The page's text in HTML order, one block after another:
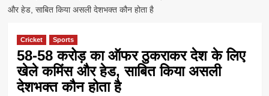
और हेड, साबित किया असली देशभक्त कौन होता है
Cricket Sports
58-58 करोड़ का ऑफर ठुकराकर देश के लिए
खेले कमिंस और हेड, साबित किया असली
देशभक्त कौन होता है